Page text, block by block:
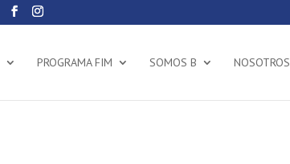
PROGRAMA FIM SOMOS B NOSOTROS